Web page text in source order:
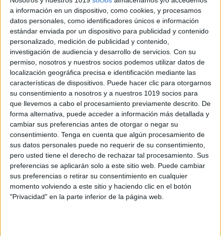
a información en un dispositivo, como cookies, y procesamos
datos personales, como identificadores únicos e información
estándar enviada por un dispositivo para publicidad y contenido
personalizado, medición de publicidad y contenido,
investigación de audiencia y desarrollo de servicios. Con su
permiso, nosotros y nuestros socios podemos utilizar datos de
localización geográfica precisa e identificación mediante las
características de dispositivos. Puede hacer clic para otorgarnos
su consentimiento a nosotros y a nuestros 1019 socios para
que llevemos a cabo el procesamiento previamente descrito. De
forma alternativa, puede acceder a información más detallada y
cambiar sus preferencias antes de otorgar o negar su
consentimiento. Tenga en cuenta que algún procesamiento de
sus datos personales puede no requerir de su consentimiento,
pero usted tiene el derecho de rechazar tal procesamiento. Sus
preferencias se aplicarán solo a este sitio web. Puede cambiar
sus preferencias o retirar su consentimiento en cualquier
momento volviendo a este sitio y haciendo clic en el botón
"Privacidad" en la parte inferior de la página web.
5 TABLAS DE MULTIPLICAR FORMATO
PÓSTER A3
Publicado el 9 febrero, 2025
Aprender las tablas de multiplicar es un paso
fundamental en el desarrollo matemático de los niños.
Para hacer este proceso más visual y atractivo, hemos
diseñado 5 pósters en formato […]
SEGUIR LEYENDO